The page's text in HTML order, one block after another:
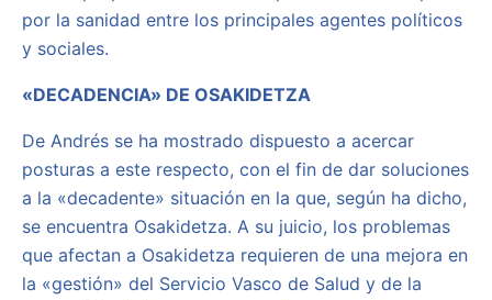
por la sanidad entre los principales agentes políticos
y sociales.
«DECADENCIA» DE OSAKIDETZA
De Andrés se ha mostrado dispuesto a acercar
posturas a este respecto, con el fin de dar soluciones
a la «decadente» situación en la que, según ha dicho,
se encuentra Osakidetza. A su juicio, los problemas
que afectan a Osakidetza requieren de una mejora en
la «gestión» del Servicio Vasco de Salud y de la